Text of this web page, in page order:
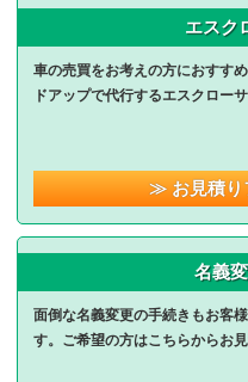
エスク
車の売買をお考えの方におすす
ドアップで代行するエスクロー
≫ お見積り
名義
面倒な名義変更の手続きもお客
す。ご希望の方はこちらからお